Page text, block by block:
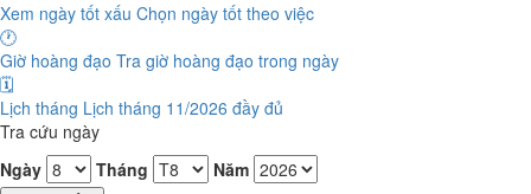
Xem ngày tốt xấu Chọn ngày tốt theo việc
🕐
Giờ hoàng đạo Tra giờ hoàng đạo trong ngày
🗓️
Lịch tháng Lịch tháng 11/2026 đầy đủ
Tra cứu ngày
Ngày
Tháng
Năm